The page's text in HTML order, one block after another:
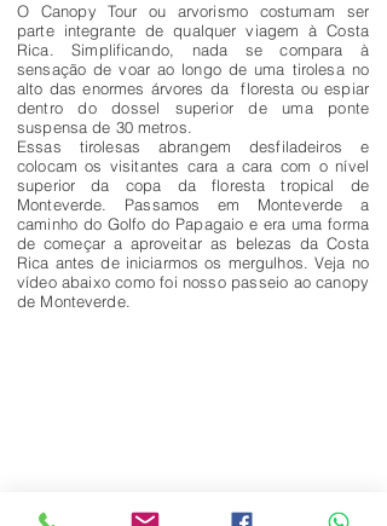
O Canopy Tour ou arvorismo costumam ser
parte integrante de qualquer viagem à Costa
Rica. Simplificando, nada se compara à
sensação de voar ao longo de uma tirolesa no
alto das enormes árvores da floresta ou espiar
dentro do dossel superior de uma ponte
suspensa de 30 metros.
Essas tirolesas abrangem desfiladeiros e
colocam os visitantes cara a cara com o nível
superior da copa da floresta tropical de
Monteverde. Passamos em Monteverde a
caminho do Golfo do Papagaio e era uma forma
de começar a aproveitar as belezas da Costa
Rica antes de iniciarmos os mergulhos. Veja no
vídeo abaixo como foi nosso passeio ao canopy
de Monteverde.